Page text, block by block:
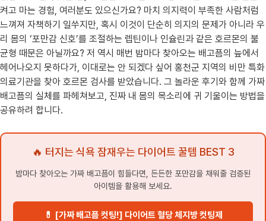
켜고 마는 경험, 여러분도 있으신가요? 마치 의지력이 부족한 사람처럼
느껴져 자책하기 일쑤지만, 혹시 이것이 단순히 의지의 문제가 아니라 우
리 몸의 ‘포만감 신호’를 조절하는 렙틴이나 인슐린과 같은 호르몬의 불
균형 때문은 아닐까요? 저 역시 매번 밤마다 찾아오는 배고픔의 늪에서
헤어나오지 못하다가, 이대로는 안 되겠다 싶어 홍천군 지역의 비만 특화
의료기관을 찾아 호르몬 검사를 받았습니다. 그 놀라운 후기와 함께 가짜
배고픔의 실체를 파헤쳐보고, 진짜 내 몸의 목소리에 귀 기울이는 방법을
공유하려 합니다.
🔥 터지는 식욕 잠재우는 다이어트 꿀템 BEST 3
밤마다 찾아오는 가짜 배고픔이 힘들다면, 든든한 포만감을 채워줄 검증된
아이템을 활용해 보세요.
💊 [가짜 배고픔 컷팅!] 다이어트 혈당 체지방 컷팅제